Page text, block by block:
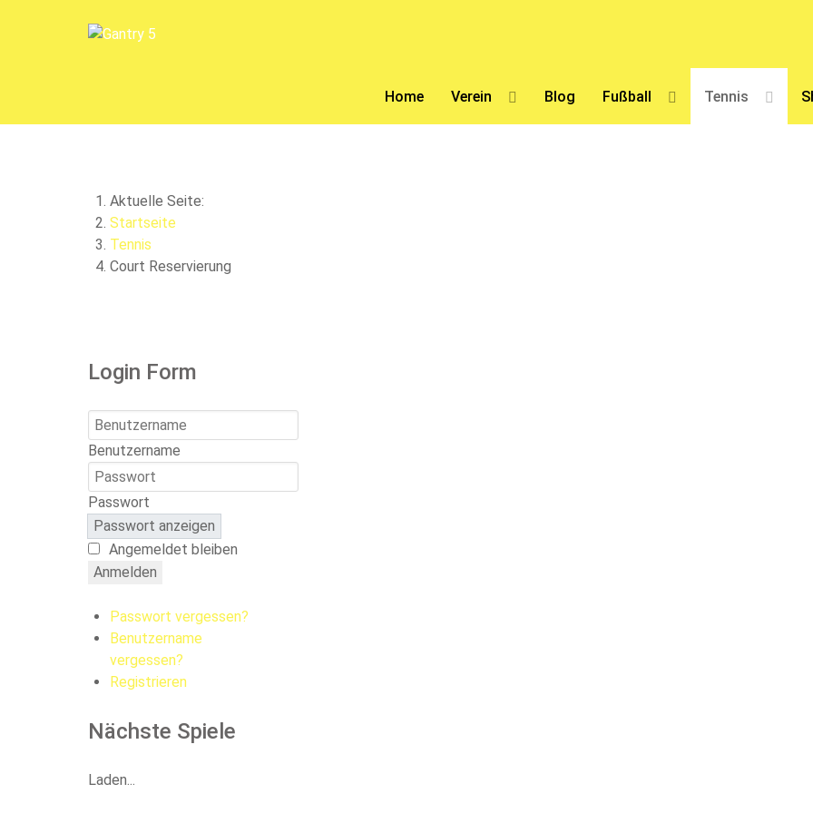
Home Verein Blog Fußball Tennis
Aktuelle Seite:
Startseite
Tennis
Court Reservierung
Login Form
Benutzername
Passwort
Passwort anzeigen
Angemeldet bleiben
Anmelden
Passwort vergessen?
Benutzername
vergessen?
Registrieren
Nächste Spiele
Laden...